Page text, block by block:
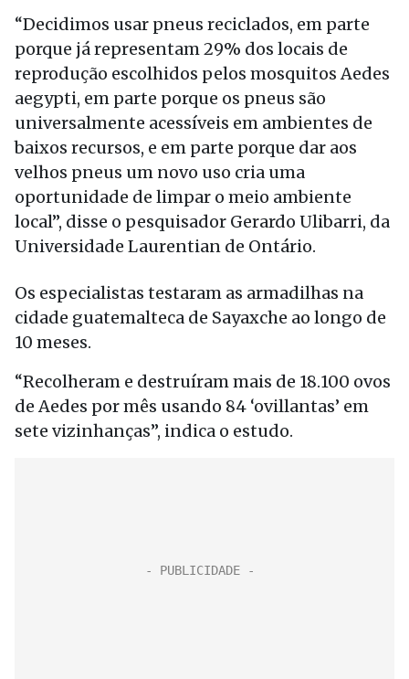
“Decidimos usar pneus reciclados, em parte
porque já representam 29% dos locais de
reprodução escolhidos pelos mosquitos Aedes
aegypti, em parte porque os pneus são
universalmente acessíveis em ambientes de
baixos recursos, e em parte porque dar aos
velhos pneus um novo uso cria uma
oportunidade de limpar o meio ambiente
local”, disse o pesquisador Gerardo Ulibarri, da
Universidade Laurentian de Ontário.
Os especialistas testaram as armadilhas na
cidade guatemalteca de Sayaxche ao longo de
10 meses.
“Recolheram e destruíram mais de 18.100 ovos
de Aedes por mês usando 84 ‘ovillantas’ em
sete vizinhanças”, indica o estudo.